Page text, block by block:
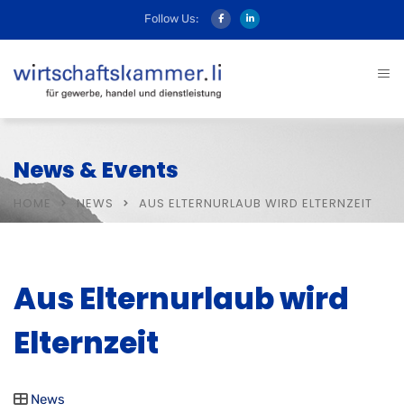
Follow Us:
News & Events
HOME NEWS AUS ELTERNURLAUB WIRD ELTERNZEIT
Aus Elternurlaub wird
Elternzeit
News